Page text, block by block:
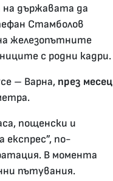
на държавата да
Стамболов
железопътните
с родни кадри.
– Варна, през месец
пощенски и
по-
В момента
пътувания.